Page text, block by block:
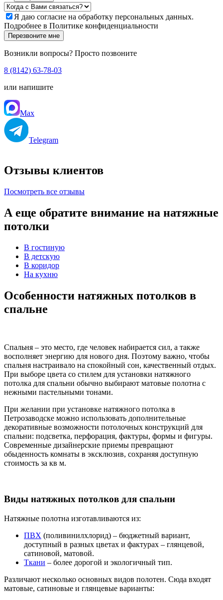
Я даю согласие на обработку персональных данных.
Подробнее в Политике конфиденциальности
Перезвоните мне
Возникли вопросы? Просто позвоните
8 (8142) 63-78-03
или напишите
Max
Telegram
Отзывы клиентов
Посмотреть все отзывы
А еще обратите внимание на натяжные
потолки
В гостиную
В детскую
В коридор
На кухню
Особенности натяжных потолков в
спальне
Спальня – это место, где человек набирается сил, а также
восполняет энергию для нового дня. Поэтому важно, чтобы
спальня настраивало на спокойный сон, качественный отдых.
При выборе цвета со стилем для установки натяжного
потолка для спальни обычно выбирают матовые полотна с
нежными пастельными тонами.
При желании при установке натяжного потолка в
Петрозаводске можно использовать дополнительные
декоративные возможности потолочных конструкций для
спальни: подсветка, перфорация, фактуры, формы и фигуры.
Современные дизайнерские приемы превращают
обыденность комнаты в эксклюзив, сохраняя доступную
стоимость за кв м.
Виды натяжных потолков для спальни
Натяжные полотна изготавливаются из:
ПВХ (поливинилхлорид) – бюджетный вариант,
доступный в разных цветах и фактурах – глянцевой,
сатиновой, матовой.
Ткани – более дорогой и экологичный тип.
Различают несколько основных видов полотен. Сюда входят
матовые, сатиновые и глянцевые варианты: